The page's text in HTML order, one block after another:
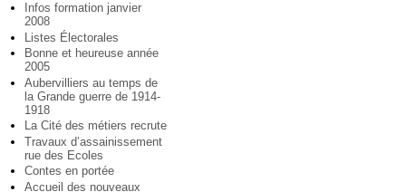
Infos formation janvier
2008
Listes Électorales
Bonne et heureuse année
2005
Aubervilliers au temps de
la Grande guerre de 1914-
1918
La Cité des métiers recrute
Travaux d’assainissement
rue des Ecoles
Contes en portée
Accueil des nouveaux